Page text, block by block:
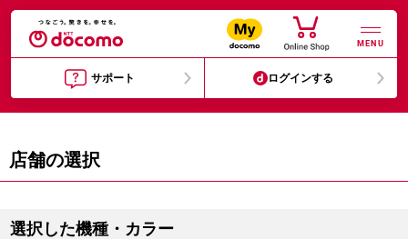
MENU
サポート ログインする
店舗の選択
選択した機種・カラー